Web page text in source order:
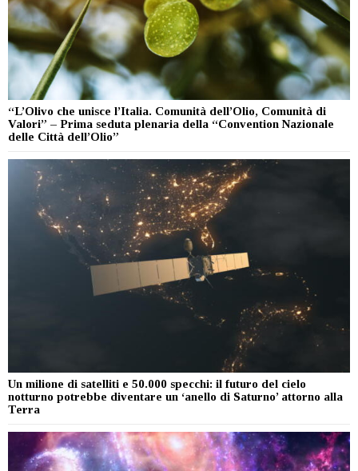
“L’Olivo che unisce l’Italia. Comunità dell’Olio, Comunità di
Valori” – Prima seduta plenaria della “Convention Nazionale
delle Città dell’Olio”
Un milione di satelliti e 50.000 specchi: il futuro del cielo
notturno potrebbe diventare un ‘anello di Saturno’ attorno alla
Terra